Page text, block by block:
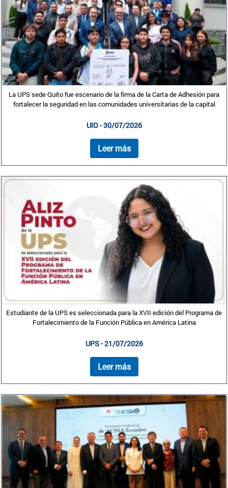
La UPS sede Quito fue escenario de la firma de la Carta de Adhesión para
fortalecer la seguridad en las comunidades universitarias de la capital
UIO - 30/07/2026
Leer más
Estudiante de la UPS es seleccionada para la XVII edición del Programa de
Fortalecimiento de la Función Pública en América Latina
UPS - 21/07/2026
Leer más